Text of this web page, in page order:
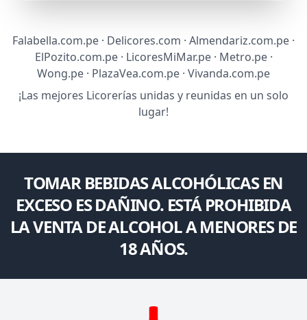
Falabella.com.pe · Delicores.com · Almendariz.com.pe ·
ElPozito.com.pe · LicoresMiMar.pe · Metro.pe ·
Wong.pe · PlazaVea.com.pe · Vivanda.com.pe
¡Las mejores Licorerías unidas y reunidas en un solo
lugar!
TOMAR BEBIDAS ALCOHÓLICAS EN
EXCESO ES DAÑINO. ESTÁ PROHIBIDA
LA VENTA DE ALCOHOL A MENORES DE
18 AÑOS.